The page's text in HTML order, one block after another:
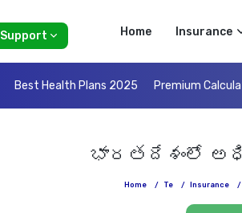
Support Home Insurance
Best Health Plans 2025 Premium
భారతదేశంలో
Home / Te / Insurance /